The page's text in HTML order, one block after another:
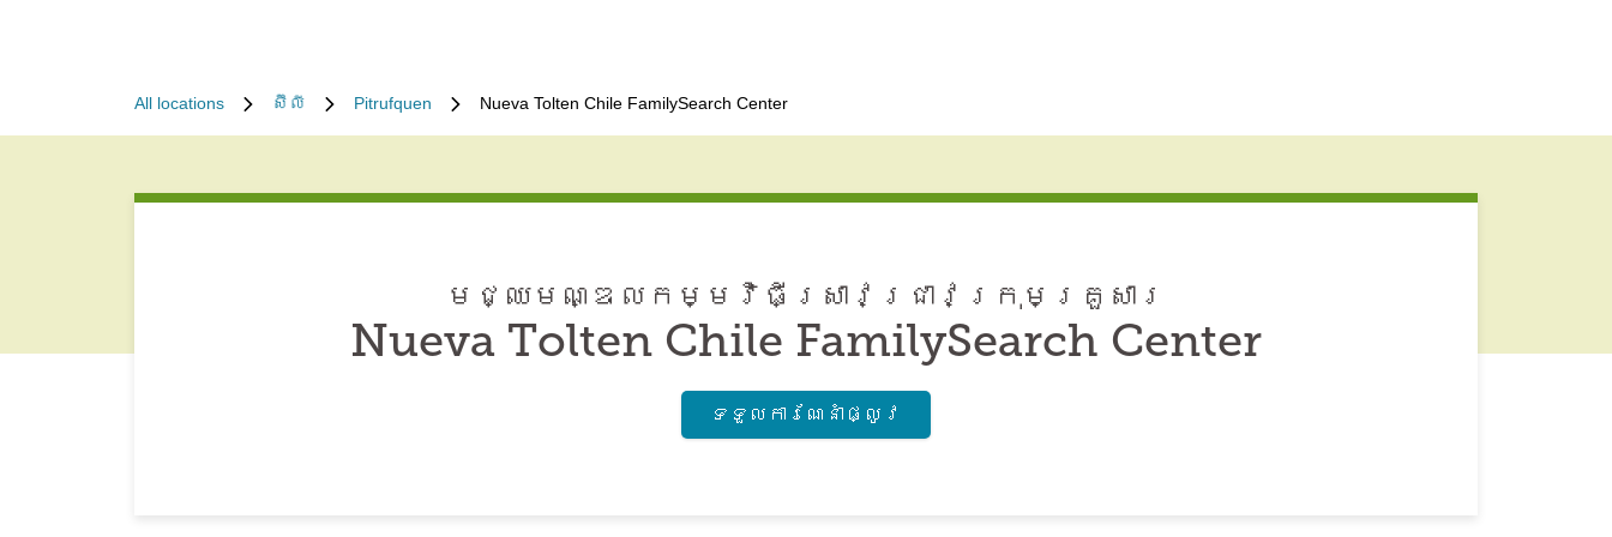
All locations ស៊ីលី Pitrufquen Nueva Tolten Chile FamilySearch Center
មជ្ឈមណ្ឌល​កម្មវិធី​ស្រាវជ្រាវ​ក្រុមគ្រួសារ
Nueva Tolten Chile FamilySearch Center
ទទួល​ការណែនាំ​ផ្លូវ